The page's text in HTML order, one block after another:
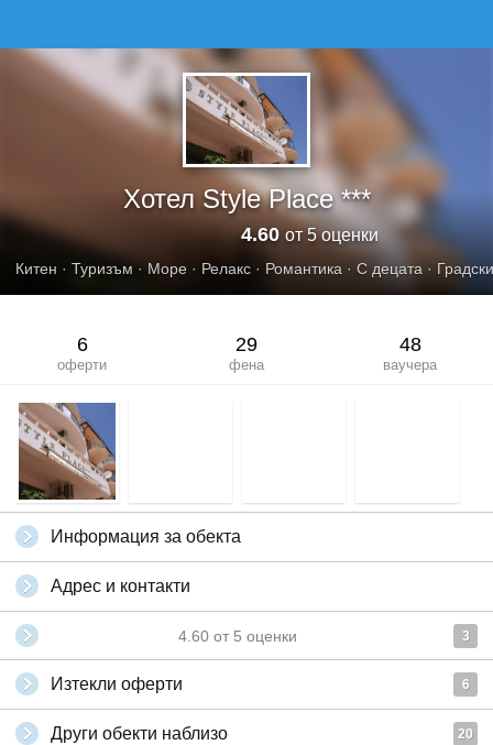
Хотел Style Place ***
4.60от 5 оценки
Китен · Туризъм · Море · Релакс · Романтика · С децата · Градски
6
оферти
29
фена
48
ваучера
Информация за обекта
Адрес и контакти
4.60 от 5 оценки 3
Изтекли оферти 6
Други обекти наблизо 20